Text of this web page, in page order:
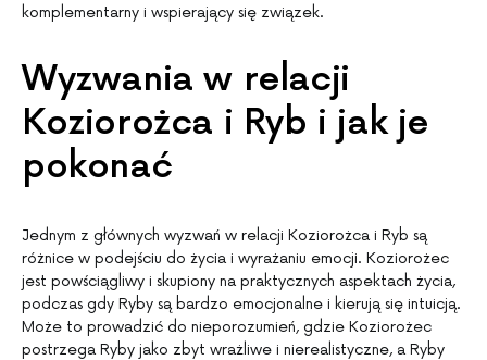
komplementarny i wspierający się związek.
Wyzwania w relacji
Koziorożca i Ryb i jak je
pokonać
Jednym z głównych wyzwań w relacji Koziorożca i Ryb są
różnice w podejściu do życia i wyrażaniu emocji. Koziorożec
jest powściągliwy i skupiony na praktycznych aspektach życia,
podczas gdy Ryby są bardzo emocjonalne i kierują się intuicją.
Może to prowadzić do nieporozumień, gdzie Koziorożec
postrzega Ryby jako zbyt wrażliwe i nierealistyczne, a Ryby